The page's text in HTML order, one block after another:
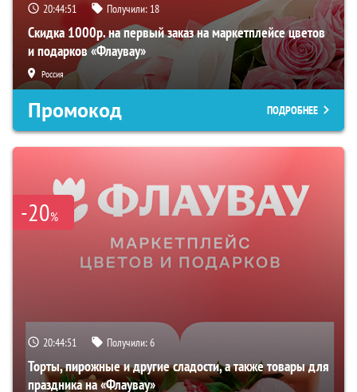
20:44:50 Получили: 18
Скидка 1000р. на первый заказ на маркетплейсе цветов
и подарков «Флаувау»
Россия
Промокод ПОДРОБНЕЕ
-20%
20:44:50 Получили:6
Торты, пирожные и другие сладости, а также товары для
праздника на «Флаувау»